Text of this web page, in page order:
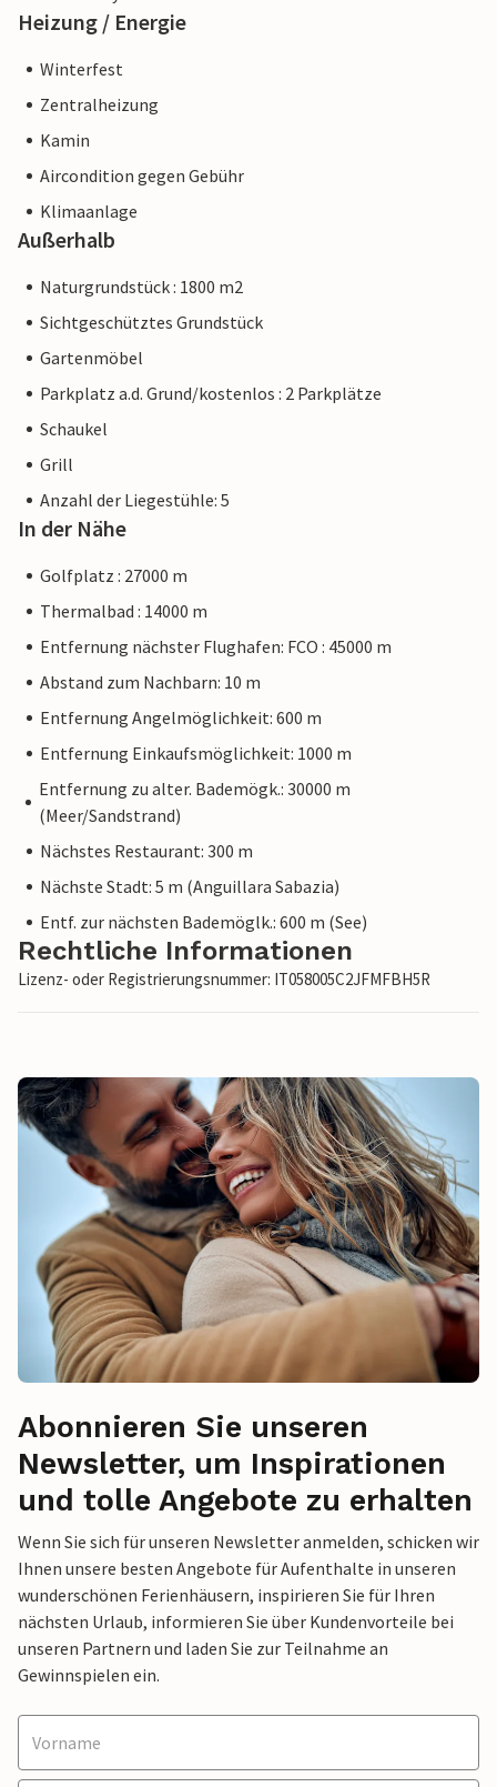
Heizung / Energie
Winterfest
Zentralheizung
Kamin
Aircondition gegen Gebühr
Klimaanlage
Außerhalb
Naturgrundstück : 1800 m2
Sichtgeschütztes Grundstück
Gartenmöbel
Parkplatz a.d. Grund/kostenlos : 2 Parkplätze
Schaukel
Grill
Anzahl der Liegestühle: 5
In der Nähe
Golfplatz : 27000 m
Thermalbad : 14000 m
Entfernung nächster Flughafen: FCO : 45000 m
Abstand zum Nachbarn: 10 m
Entfernung Angelmöglichkeit: 600 m
Entfernung Einkaufsmöglichkeit: 1000 m
Entfernung zu alter. Bademögk.: 30000 m
(Meer/Sandstrand)
Nächstes Restaurant: 300 m
Nächste Stadt: 5 m (Anguillara Sabazia)
Entf. zur nächsten Bademöglk.: 600 m (See)
Rechtliche Informationen
Lizenz- oder Registrierungsnummer: IT058005C2JFMFBH5R
Abonnieren Sie unseren
Newsletter, um Inspirationen
und tolle Angebote zu erhalten
Wenn Sie sich für unseren Newsletter anmelden, schicken wir
Ihnen unsere besten Angebote für Aufenthalte in unseren
wunderschönen Ferienhäusern, inspirieren Sie für Ihren
nächsten Urlaub, informieren Sie über Kundenvorteile bei
unseren Partnern und laden Sie zur Teilnahme an
Gewinnspielen ein.